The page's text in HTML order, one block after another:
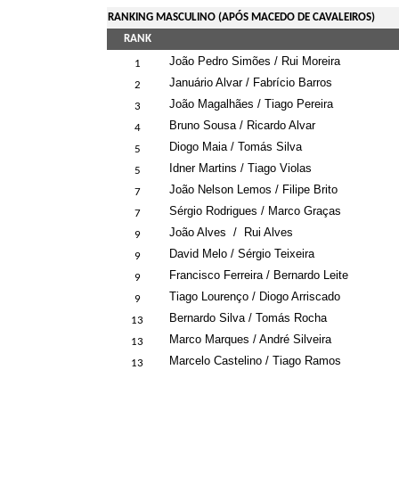
RANKING MASCULINO (APÓS MACEDO DE CAVALEIROS)
RANK
1 João Pedro Simões / Rui Moreira
2 Januário Alvar / Fabrício Barros
3 João Magalhães / Tiago Pereira
4 Bruno Sousa / Ricardo Alvar
5 Diogo Maia / Tomás Silva
5 Idner Martins / Tiago Violas
7 João Nelson Lemos / Filipe Brito
7 Sérgio Rodrigues / Marco Graças
9 João Alves / Rui Alves
9 David Melo / Sérgio Teixeira
9 Francisco Ferreira / Bernardo Leite
9 Tiago Lourenço / Diogo Arriscado
13 Bernardo Silva / Tomás Rocha
13 Marco Marques / André Silveira
13 Marcelo Castelino / Tiago Ramos